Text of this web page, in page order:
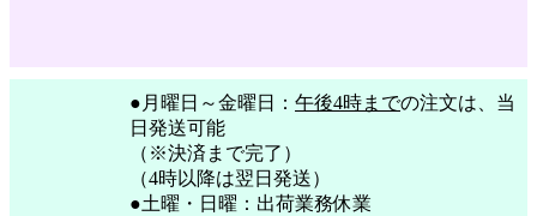
ク
●月曜日～金曜日： 午後4時までの注文は、当
日発送可能
（※決済まで完了）
（4時以降は翌日発送）
●土曜・日曜：出荷業務休業